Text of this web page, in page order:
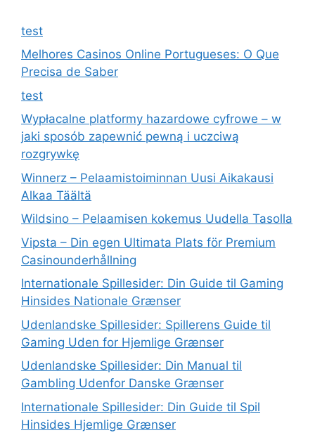
test
Melhores Casinos Online Portugueses: O Que
Precisa de Saber
test
Wypłacalne platformy hazardowe cyfrowe – w
jaki sposób zapewnić pewną i uczciwą
rozgrywkę
Winnerz – Pelaamistoiminnan Uusi Aikakausi
Alkaa Täältä
Wildsino – Pelaamisen kokemus Uudella Tasolla
Vipsta – Din egen Ultimata Plats för Premium
Casinounderhållning
Internationale Spillesider: Din Guide til Gaming
Hinsides Nationale Grænser
Udenlandske Spillesider: Spillerens Guide til
Gaming Uden for Hjemlige Grænser
Udenlandske Spillesider: Din Manual til
Gambling Udenfor Danske Grænser
Internationale Spillesider: Din Guide til Spil
Hinsides Hjemlige Grænser